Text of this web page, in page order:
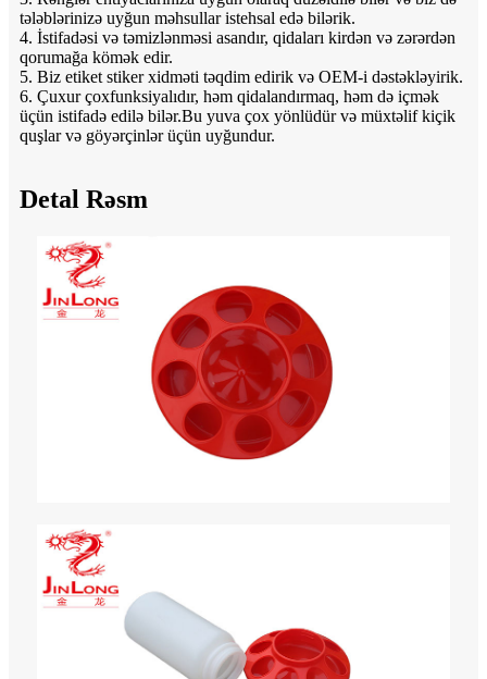
tələblərinizə uyğun məhsullar istehsal edə bilərik.
4. İstifadəsi və təmizlənməsi asandır, qidaları kirdən və zərərdən
qorumağa kömək edir.
5. Biz etiket stiker xidməti təqdim edirik və OEM-i dəstəkləyirik.
6. Çuxur çoxfunksiyalıdır, həm qidalandırmaq, həm də içmək
üçün istifadə edilə bilər.Bu yuva çox yönlüdür və müxtəlif kiçik
quşlar və göyərçinlər üçün uyğundur.
Detal Rəsm